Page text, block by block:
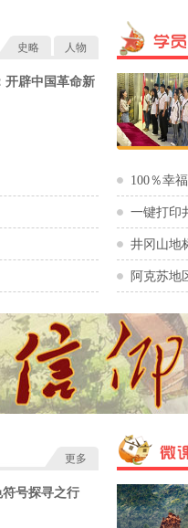
人物
史略
开辟中国革命新
100％幸
一键打印
井冈山地
阿克苏地
更多
号探寻之行